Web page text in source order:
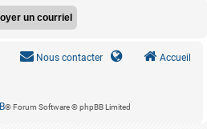
Accueil
Nous contacter
® Forum Software © phpBB Limited